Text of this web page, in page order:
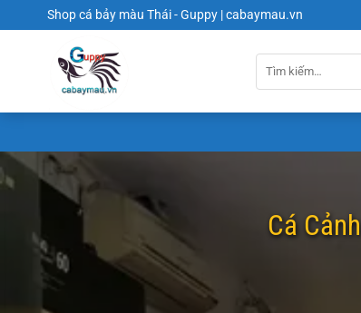
đến
Shop cá bảy màu Thái - Guppy | cabaymau.vn
Cá